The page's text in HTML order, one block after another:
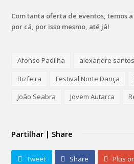
Com tanta oferta de eventos, temos
por cá, por isso mesmo, até já!
Afonso Padilha alexandre santos
Bizfeira
Festival Norte Dança
João Seabra
Jovem Autarca
Partilhar | Share
Tweet Share Plus